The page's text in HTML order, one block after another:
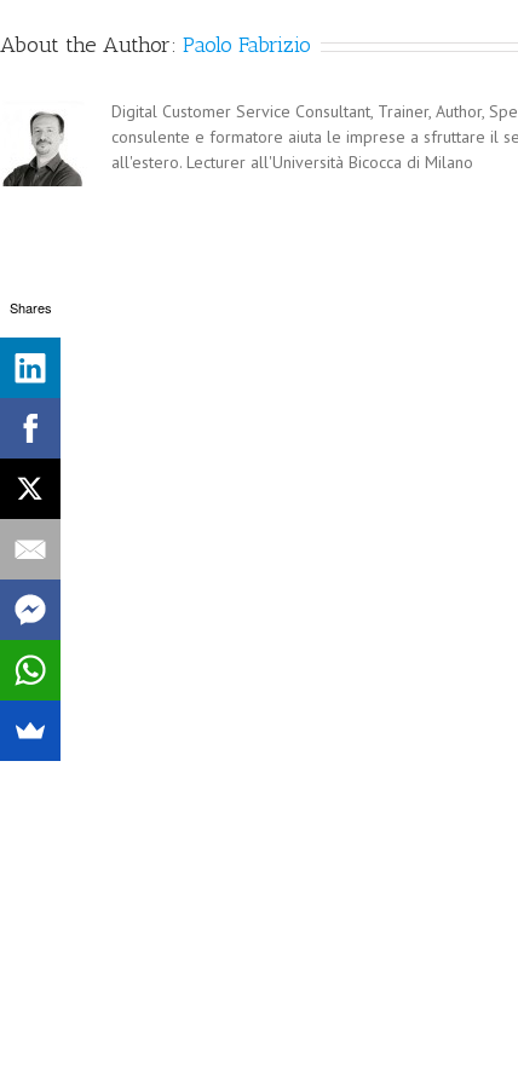
About the Author: Paolo Fabrizio
Digital Customer Service Consultant, Trainer, Author,
consulente e formatore aiuta le imprese a sfruttare il
all'estero. Lecturer all'Università Bicocca di Milano
Shares